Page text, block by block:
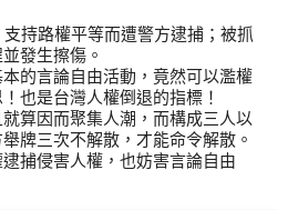
支持路權平等而遭警方逮捕；被抓
發生擦傷。
的言論自由活動，竟然可以濫權
也是台灣人權倒退的指標！
算因而聚集人潮，而構成三人以
牌三次不解散，才能命令解散。
捕侵害人權，也妨害言論自由